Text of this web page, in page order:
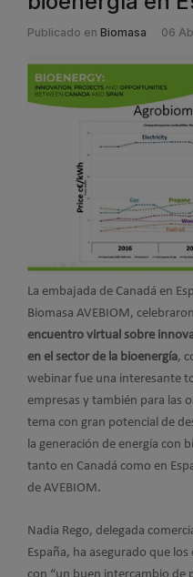
Publicado en Biomasa 06
La embajada de Canadá en
Biomasa AVEBIOM,
encuentro virtual sobre
en el sector de la bioenergía,
webinar fue una interesante
empresas y también para las
tema con gran potencial de
la generación de energía con
tanto en Canadá como en
de AVEBIOM.
Nadia Rego, delegada
España, ha asegurado que